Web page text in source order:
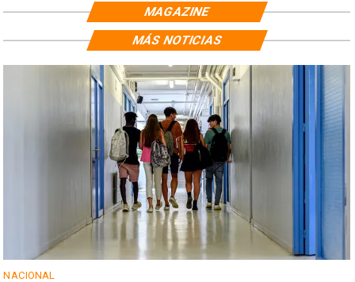
MAGAZINE
NACIONAL
MÁS NOTICIAS